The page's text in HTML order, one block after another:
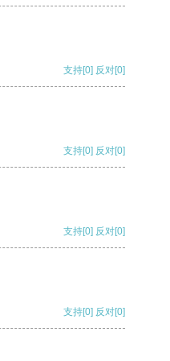
支持[0] 反对[0]
支持[0] 反对[0]
支持[0] 反对[0]
支持[0] 反对[0]